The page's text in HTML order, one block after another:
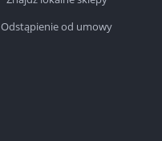
Odstąpienie od umowy